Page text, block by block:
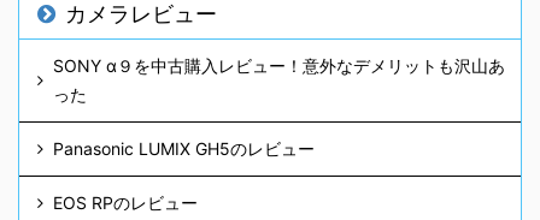
カメラレビュー
SONY α９を中古購入レビュー！意外なデメリットも沢山あ
った
Panasonic LUMIX GH5のレビュー
EOS RPのレビュー